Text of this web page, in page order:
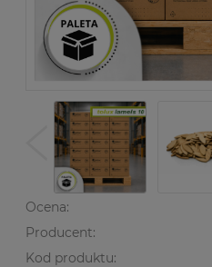
Ocena:
Producent:
Kod produktu: